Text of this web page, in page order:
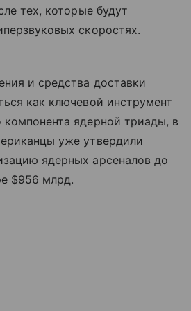
тех, которые будут
скоростях.
и средства доставки
как ключевой инструмент
компонента ядерной триады, в
уже утвердили
ядерных арсеналов до
$956 млрд.